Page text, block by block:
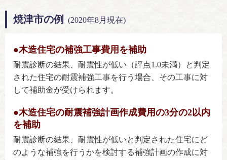
焼津市の例 (2020年8月現在)
●木造住宅の補強工事費用を補助
耐震診断の結果、耐震性が低い（評点1.0未満）と判定
された住宅の耐震補強工事を行う場合、その工事に対
して補助金が受けられます。
●木造住宅の耐震補強計画作成費用の3分の2以内
を補助
耐震診断の結果、耐震性が低いと判定された住宅にど
のような補強を行うかを検討する補強計画の作成に対